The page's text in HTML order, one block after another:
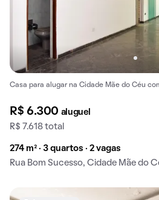
Casa para alugar na Cidade Mãe do Céu
R$ 6.300 aluguel
R$ 7.618 total
274 m² · 3 quartos · 2 vagas
Rua Bom Sucesso, Cidade Mãe do